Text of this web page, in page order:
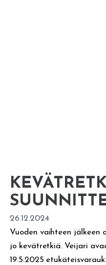
26.12.2024
Vuoden vaihteen jälkeen
jo kevätretkiä. Veijari
19.5.2025